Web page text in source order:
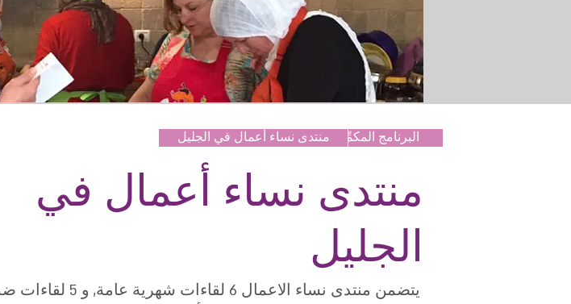
البرنامج المكمِّل منتدى نساء أعمال في الجليل
منتدى نساء أعمال في
الجليل
يتضمن منتدى نساء الاعمال 6 لقاءات شهرية